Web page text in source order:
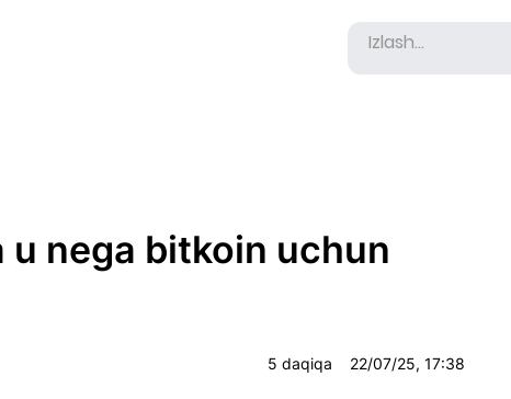
u nega bitkoin uchun
5 daqiqa 22/07/25, 17:38